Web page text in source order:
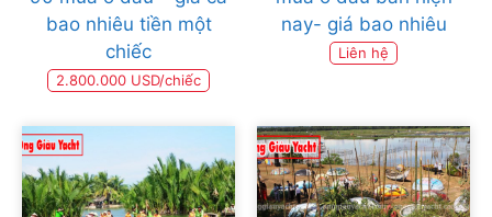
bao nhiêu tiền một
chiếc
2.800.000 USD/chiếc
nay- giá bao nhiêu
Liên hệ